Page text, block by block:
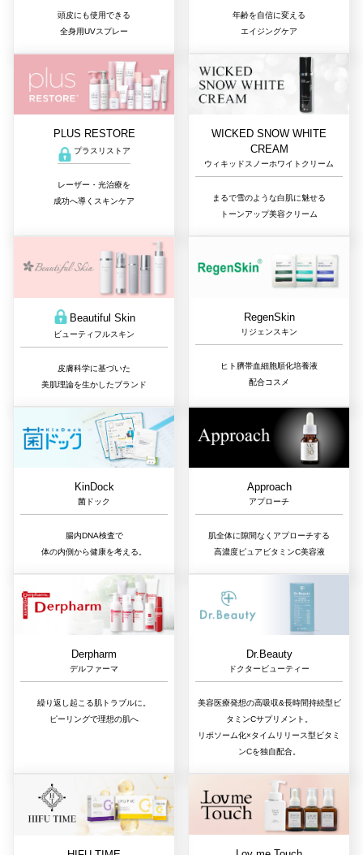
頭皮にも使用できる
全身用UVスプレー
年齢を自信に変える
エイジングケア
PLUS RESTORE
プラスリストア
レーザー・光治療を
成功へ導くスキンケア
WICKED SNOW WHITE
CREAM
ウィキッドスノーホワイトクリーム
まるで雪のような白肌に魅せる
トーンアップ美容クリーム
Beautiful Skin
ビューティフルスキン
皮膚科学に基づいた
美肌理論を生かしたブランド
RegenSkin
リジェンスキン
ヒト臍帯血細胞順化培養液
配合コスメ
KinDock
菌ドック
腸内DNA検査で
体の内側から健康を考える。
Approach
アプローチ
肌全体に隙間なくアプローチする
高濃度ピュアビタミンC美容液
Derpharm
デルファーマ
繰り返し起こる肌トラブルに。
ピーリングで理想の肌へ
Dr.Beauty
ドクタービューティー
美容医療発想の高吸収&長時間持続型ビ
タミンCサプリメント。
リポソーム化×タイムリリース型ビタミ
ンCを独自配合。